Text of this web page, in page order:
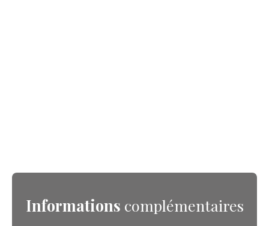
Informations complémentaires